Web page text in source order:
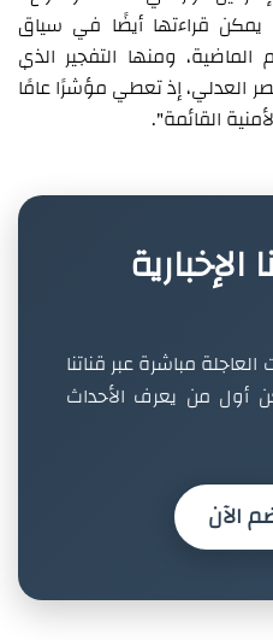
يمكن قراءتها أيضًا في سياق
الماضية، ومنها التفجير الذي
إذ تعطي مؤشرًا عامًا
القائمة".
العاجلة مباشرة عبر قناتنا
أول من يعرف الأحداث
الآن